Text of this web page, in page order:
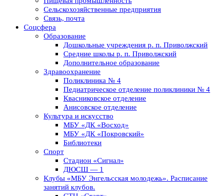
Сельскохозяйственные предприятия
Связь, почта
Соцсфера
Образование
Дошкольные учреждения р. п. Приволжский
Средние школы р. п. Приволжский
Дополнительное образование
Здравоохранение
Поликлиника № 4
Педиатрическое отделение поликлиники № 4
Квасниковское отделение
Анисовское отделение
Культура и искусство
МБУ «ДК «Восход»
МБУ «ДК «Покровский»
Библиотеки
Спорт
Стадион «Сигнал»
ДЮСШ — 1
Клубы «МБУ Энгельсская молодежь». Расписание
занятий клубов.